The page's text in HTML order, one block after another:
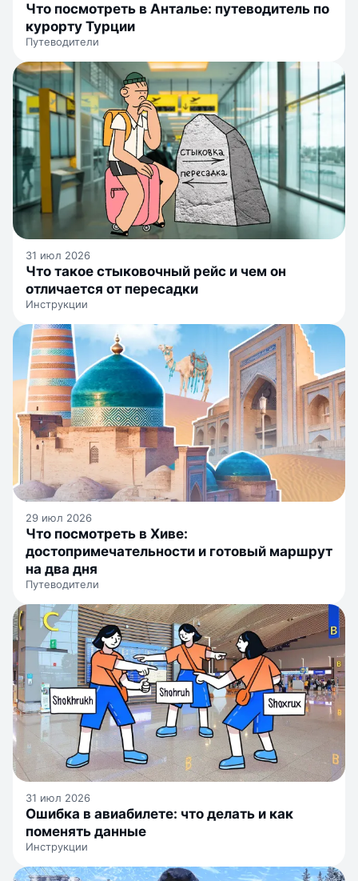
Что посмотреть в Анталье: путеводитель по
курорту Турции
Путеводители
31 июл 2026
Что такое стыковочный рейс и чем он
отличается от пересадки
Инструкции
29 июл 2026
Что посмотреть в Хиве:
достопримечательности и готовый маршрут
на два дня
Путеводители
31 июл 2026
Ошибка в авиабилете: что делать и как
поменять данные
Инструкции